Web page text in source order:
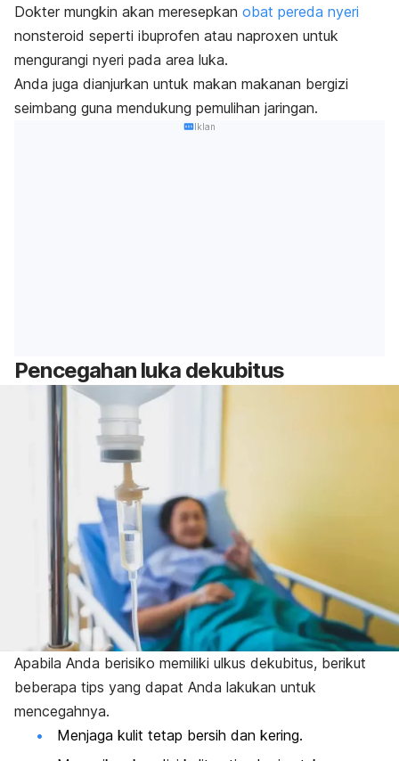
Dokter mungkin akan meresepkan obat pereda nyeri
nonsteroid seperti ibuprofen atau naproxen untuk
mengurangi nyeri pada area luka.
Anda juga dianjurkan untuk makan makanan bergizi
seimbang guna mendukung pemulihan jaringan.
Iklan
Pencegahan luka dekubitus
Apabila Anda berisiko memiliki ulkus dekubitus, berikut
beberapa tips yang dapat Anda lakukan untuk
mencegahnya.
Menjaga kulit tetap bersih dan kering.